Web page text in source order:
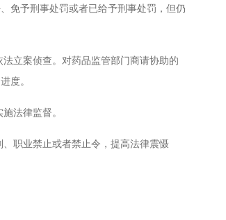
免予刑事处罚或者已给予刑事处罚，但仍
立案侦查。对药品监管部门商请协助的
度。
法律监督。
职业禁止或者禁止令，提高法律震慑